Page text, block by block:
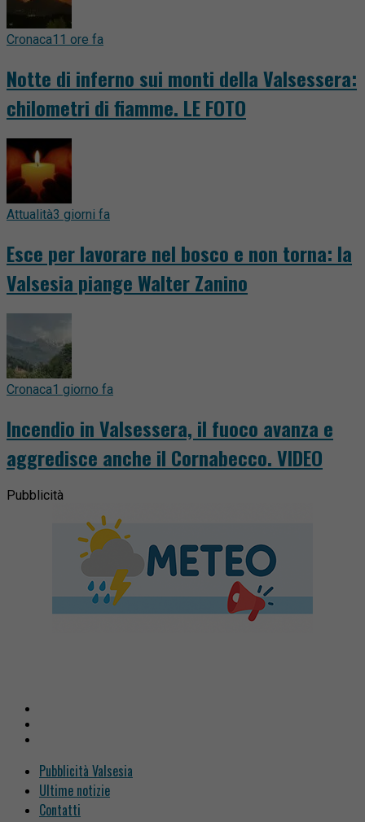
Cronaca11 ore fa
Notte di inferno sui monti della Valsessera:
chilometri di fiamme. LE FOTO
Attualità3 giorni fa
Esce per lavorare nel bosco e non torna: la
Valsesia piange Walter Zanino
Cronaca1 giorno fa
Incendio in Valsessera, il fuoco avanza e
aggredisce anche il Cornabecco. VIDEO
Pubblicità
Pubblicità Valsesia
Ultime notizie
Contatti